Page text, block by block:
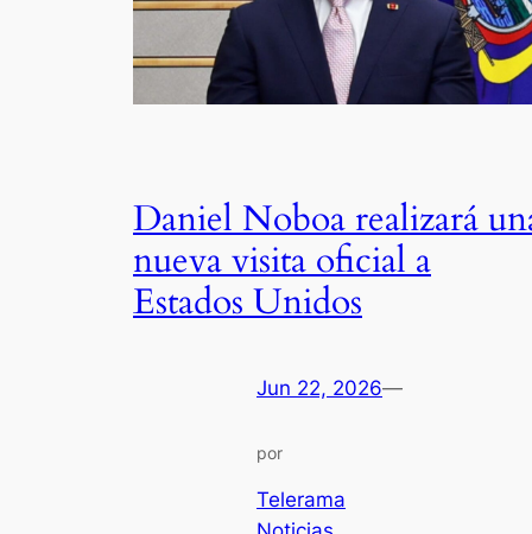
Daniel Noboa realizará
nueva visita oficial a
Estados Unidos
Jun 22, 2026—
por
Telerama